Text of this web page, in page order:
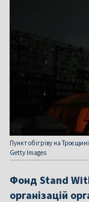
Пункт обігріву на
Getty Images
Фонд Stand
організацій